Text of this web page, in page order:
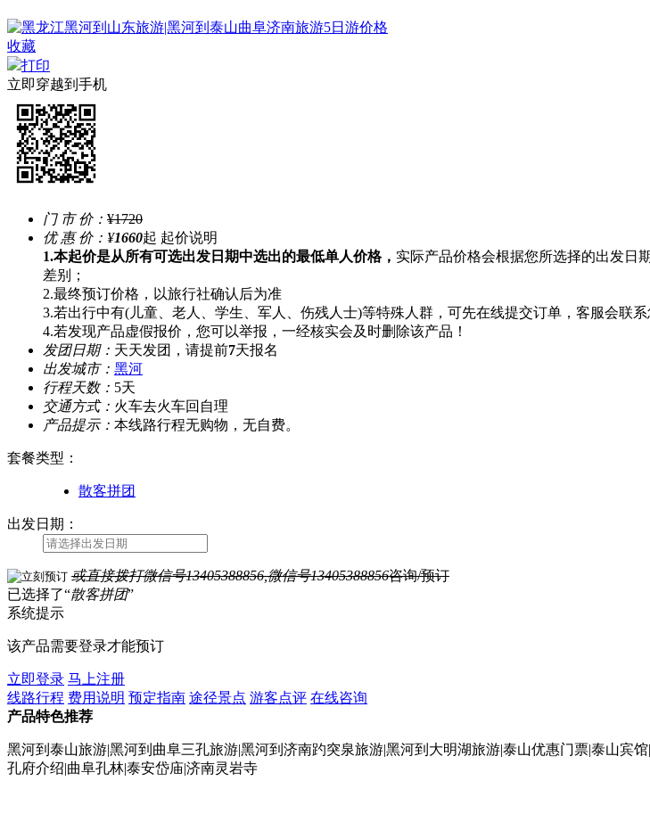
收藏
打印
立即穿越到手机
门 市 价： ¥1720
优 惠 价： ¥1660起 起价说明
1.本起价是从所有可选出发日期中选出的最低单人价格， 实际产品价格会根据您所选择的出发日
差别；
2.最终预订价格，以旅行社确认后为准
3.若出行中有(儿童、老人、学生、军人、伤残人士)等特殊人群，可先在线提交订单，客服会联系
4.若发现产品虚假报价，您可以举报，一经核实会及时删除该产品！
发团日期： 天天发团，请提前7天报名
出发城市： 黑河
行程天数： 5天
交通方式： 火车去火车回自理
产品提示： 本线路行程无购物，无自费。
套餐类型 ：
散客拼团
出发日期：
或直接拨打微信号13405388856,微信号13405388856咨询/预订
已选择了“散客拼团”
系统提示
该产品需要登录才能预订
立即登录 马上注册
线路行程 费用说明 预定指南 途径景点 游客点评 在线咨询
产品特色推荐
黑河到泰山旅游|黑河到曲阜三孔旅游|黑河到济南趵突泉旅游|黑河到大明湖旅游|泰山优惠门票|泰山宾
孔府介绍|曲阜孔林|泰安岱庙|济南灵岩寺